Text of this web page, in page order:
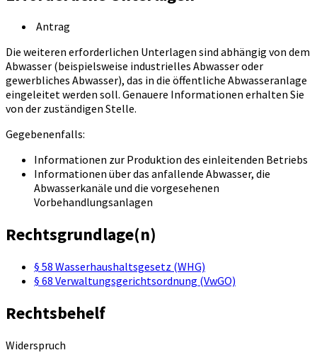
Antrag
Die weiteren erforderlichen Unterlagen sind abhängig von dem
Abwasser (beispielsweise industrielles Abwasser oder
gewerbliches Abwasser), das in die öffentliche Abwasseranlage
eingeleitet werden soll. Genauere Informationen erhalten Sie
von der zuständigen Stelle.
Gegebenenfalls:
Informationen zur Produktion des einleitenden Betriebs
Informationen über das anfallende Abwasser, die
Abwasserkanäle und die vorgesehenen
Vorbehandlungsanlagen
Rechtsgrundlage(n)
§ 58 Wasserhaushaltsgesetz (WHG)
§ 68 Verwaltungsgerichtsordnung (VwGO)
Rechtsbehelf
Widerspruch